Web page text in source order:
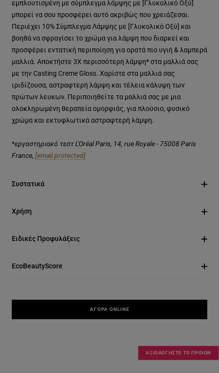
εμπλουτισμένη με σύμπλεγμα λάμψης με [Γλυκολικό Οξύ]
μπορεί να σου προσφέρει αυτό ακριβώς που χρειάζεσαι.
Περιέχει 10% Σύμπλεγμα Λάμψης με [Γλυκολικό Οξύ] και
βοηθά να σφραγίσει το χρώμα για λάμψη που διαρκεί και
προσφέρει εντατική περιποίηση για ορατά πιο υγιή & λαμπερά
μαλλιά. Αποκτήστε 3Χ περισσότερη λάμψη* στα μαλλιά σας
με την Casting Creme Gloss. Χαρίστε στα μαλλιά σας
ιριδίζουσα, αστραφτερή λάμψη και τέλεια κάλυψη των
πρώτων λευκων. Περιποιηθείτε τα μαλλιά σας με μια
ολοκληρωμένη θεραπεία ομορφιάς, για πλούσιο, φυσικό
χρώμα και εκτυφλωτικά αστραφτερή λάμψη.
*εργαστηριακό τεστ L'Oréal Paris, 14, rue Royale - 75008 Paris
France, [email protected]
Συστατικά
Χρήση
Ειδικές Προφυλάξεις
EcoBeautyScore
ΑΓΟΡΆ ONLINE
ΑΞΙΟΛΟΓΗΣΤΕ ΤΟ ΠΡΟΙΟΝ